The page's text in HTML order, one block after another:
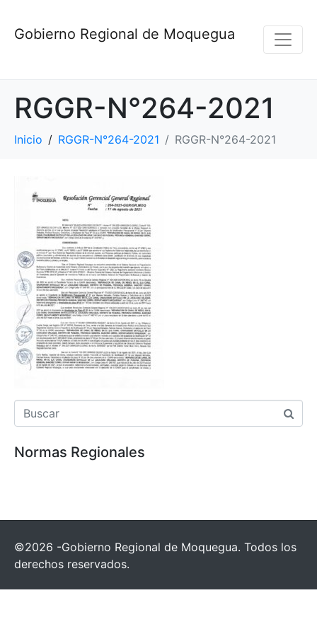
Gobierno Regional de Moquegua
RGGR-N°264-2021
Inicio RGGR-N°264-2021 RGGR-N°264-2021
Normas Regionales
©2026 -Gobierno Regional de Moquegua. Todos los
derechos reservados.